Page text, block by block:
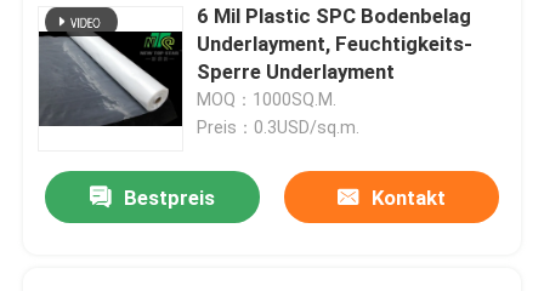
6 Mil Plastic SPC Bodenbelag
Underlayment, Feuchtigkeits-
Sperre Underlayment
MOQ：1000SQ.M.
Preis：0.3USD/sq.m.
Bestpreis Kontakt